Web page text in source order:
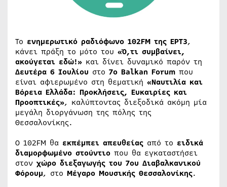
Το ενημερωτικό ραδιόφωνο 102FM της ΕΡΤ3,
κάνει πράξη το μότο του «Ό,τι συμβαίνει,
ακούγεται εδώ!» και δίνει δυναμικό παρόν τη
Δευτέρα 6 Ιουλίου στο 7ο Balkan Forum που
είναι αφιερωμένο στη θεματική «Ναυτιλία και
Βόρεια Ελλάδα: Προκλήσεις, Ευκαιρίες και
Προοπτικές», καλύπτοντας διεξοδικά ακόμη μία
μεγάλη διοργάνωση της πόλης της
Θεσσαλονίκης.
Ο 102FM θα εκπέμπει απευθείας από το ειδικά
διαμορφωμένο στούντιο που θα εγκαταστήσει
στον χώρο διεξαγωγής του 7ου Διαβαλκανικού
Φόρουμ, στο Μέγαρο Μουσικής Θεσσαλονίκης.